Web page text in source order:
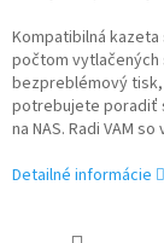
Kompatibilná
počtom vytlačených
bezpreblémový
potrebujete poradiť
na NAS. Radi VAM
Detailné informácie